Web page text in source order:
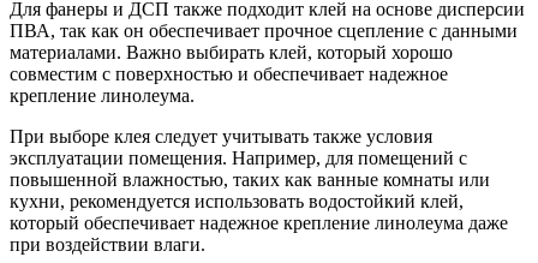
Для фанеры и ДСП также подходит клей на основе дисперсии
ПВА, так как он обеспечивает прочное сцепление с данными
материалами. Важно выбирать клей, который хорошо
совместим с поверхностью и обеспечивает надежное
крепление линолеума.
При выборе клея следует учитывать также условия
эксплуатации помещения. Например, для помещений с
повышенной влажностью, таких как ванные комнаты или
кухни, рекомендуется использовать водостойкий клей,
который обеспечивает надежное крепление линолеума даже
при воздействии влаги.